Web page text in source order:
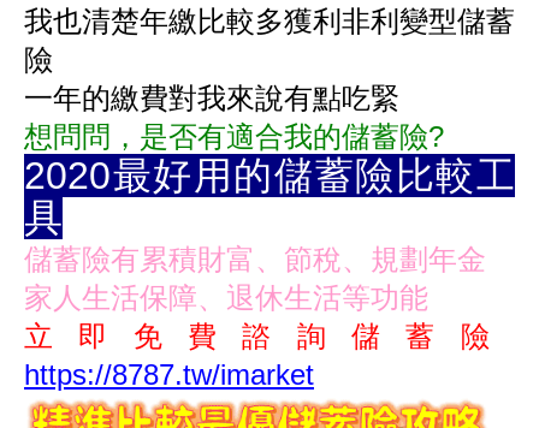
我也清楚年繳比較多獲利 非利變型儲蓄
險
一年的繳費對我來說有點吃緊
想問問，是否有適合我的儲蓄險?
2020最好用的儲蓄險比較工
具
儲蓄險有累積財富、節稅、規劃年金
家人生活保障、退休生活等功能
立即免費諮詢儲蓄險
https://8787.tw/imarket